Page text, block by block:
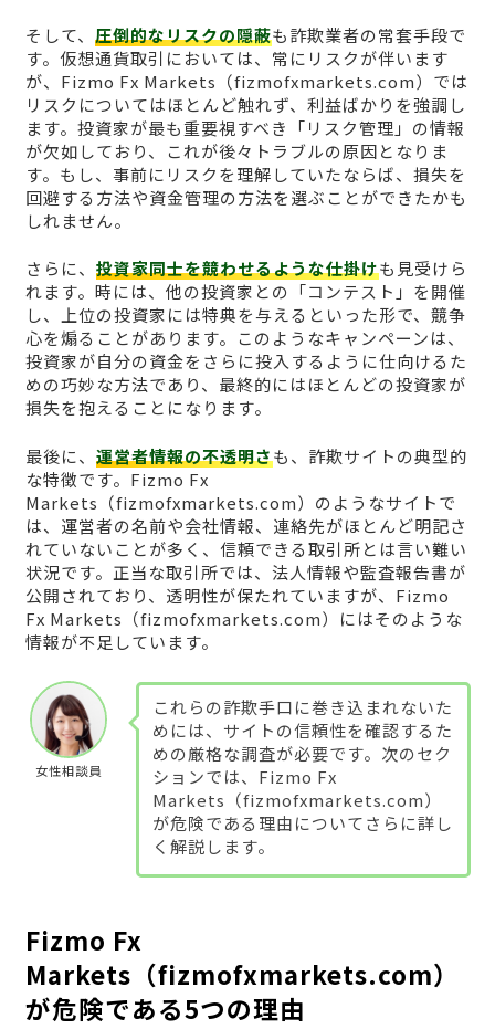
そして、 圧倒的なリスクの隠蔽も詐欺業者の常套手段で
す。仮想通貨取引においては、常にリスクが伴います
が、Fizmo Fx Markets（fizmofxmarkets.com）では
リスクについてはほとんど触れず、利益ばかりを強調し
ます。投資家が最も重要視すべき「リスク管理」の情報
が欠如しており、これが後々トラブルの原因となりま
す。もし、事前にリスクを理解していたならば、損失を
回避する方法や資金管理の方法を選ぶことができたかも
しれません。
さらに、 投資家同士を競わせるような仕掛けも見受けら
れます。時には、他の投資家との「コンテスト」を開催
し、上位の投資家には特典を与えるといった形で、競争
心を煽ることがあります。このようなキャンペーンは、
投資家が自分の資金をさらに投入するように仕向けるた
めの巧妙な方法であり、最終的にはほとんどの投資家が
損失を抱えることになります。
最後に、 運営者情報の不透明さも、詐欺サイトの典型的
な特徴です。Fizmo Fx
Markets（fizmofxmarkets.com）のようなサイトで
は、運営者の名前や会社情報、連絡先がほとんど明記さ
れていないことが多く、信頼できる取引所とは言い難い
状況です。正当な取引所では、法人情報や監査報告書が
公開されており、透明性が保たれていますが、Fizmo
Fx Markets（fizmofxmarkets.com）にはそのような
情報が不足しています。
女性相談員
これらの詐欺手口に巻き込まれないた
めには、サイトの信頼性を確認するた
めの厳格な調査が必要です。次のセク
ションでは、Fizmo Fx
Markets（fizmofxmarkets.com）
が危険である理由についてさらに詳し
く解説します。
Fizmo Fx
Markets（fizmofxmarkets.com）
が危険である5つの理由